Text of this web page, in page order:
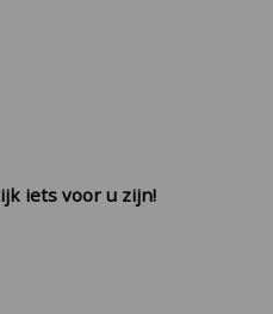
iets voor u zijn!